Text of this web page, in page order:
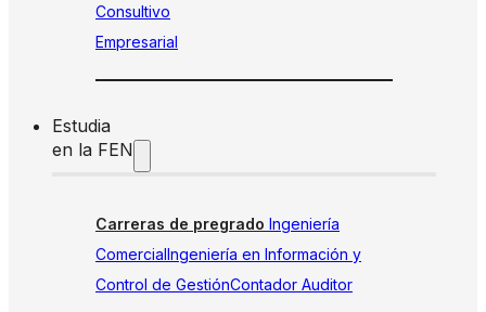
Consultivo
Empresarial
Estudia
en la FEN
Carreras de pregrado Ingeniería
ComercialIngeniería en Información y
Control de GestiónContador Auditor